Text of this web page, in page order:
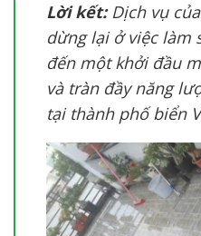
Lời kết:Dịch vụ
dừng lại ở việc làm
đến một khởi đầu
và tràn đầy năng
tại thành phố biển